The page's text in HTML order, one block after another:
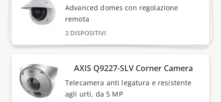
2 DISPOSITIVI
Advanced domes con regolazione
remota
AXIS Q9227-SLV Corner Camera
Telecamera anti legatura e resistente
agli urti, da 5 MP